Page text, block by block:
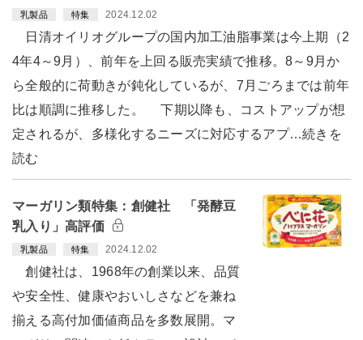
乳製品 特集 2024.12.02
日清オイリオグループの国内加工油脂事業は今上期（2
4年4～9月）、前年を上回る販売実績で推移。8～9月か
ら全般的に荷動きが鈍化しているが、7月ごろまでは前年
比は順調に推移した。 下期以降も、コストアップが想
定されるが、多様化するニーズに対応するアプ…続きを
読む
マーガリン類特集：創健社 「発酵豆
乳入り」高評価
乳製品 特集 2024.12.02
創健社は、1968年の創業以来、品質
や安全性、健康やおいしさなどを兼ね
揃える高付加価値商品を多数展開。マ